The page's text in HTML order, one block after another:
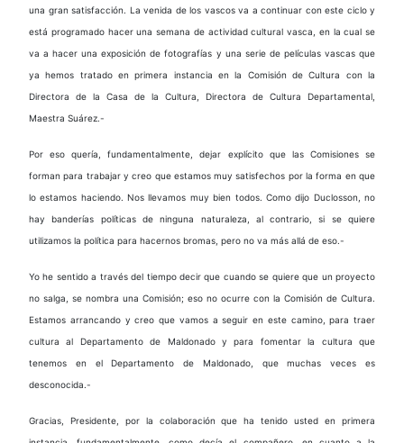
una gran satisfacción. La venida de los vascos va a continuar con este ciclo y
está programado hacer una semana de actividad cultural vasca, en la cual se
va a hacer una exposición de fotografías y una serie de películas vascas que
ya hemos tratado en primera instancia en la Comisión de Cultura con la
Directora de la Casa de la Cultura, Directora de Cultura Departamental,
Maestra Suárez.-
Por eso quería, fundamentalmente, dejar explícito que las Comisiones se
forman para trabajar y creo que estamos muy satisfechos por la forma en que
lo estamos haciendo. Nos llevamos muy bien todos. Como dijo Duclosson, no
hay banderías políticas de ninguna naturaleza, al contrario, si se quiere
utilizamos la política para hacernos bromas, pero no va más allá de eso.-
Yo he sentido a través del tiempo decir que cuando se quiere que un proyecto
no salga, se nombra una Comisión; eso no ocurre con la Comisión de Cultura.
Estamos arrancando y creo que vamos a seguir en este camino, para traer
cultura al Departamento de Maldonado y para fomentar la cultura que
tenemos en el Departamento de Maldonado, que muchas veces es
desconocida.-
Gracias, Presidente, por la colaboración que ha tenido usted en primera